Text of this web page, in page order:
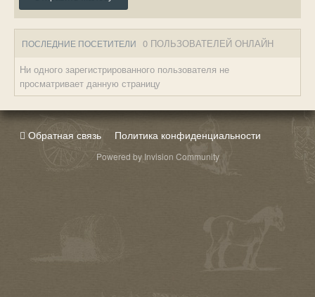
ПОСЛЕДНИЕ ПОСЕТИТЕЛИ 0 ПОЛЬЗОВАТЕЛЕЙ ОНЛАЙН
Ни одного зарегистрированного пользователя не
просматривает данную страницу
Обратная связь Политика конфиденциальности
Powered by Invision Community